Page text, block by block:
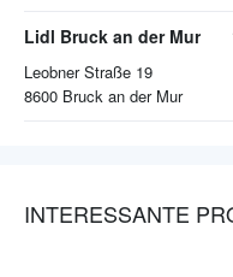
Lidl Bruck an der Mur
Leobner Straße 19
8600 Bruck an der Mur
INTERESSANTE